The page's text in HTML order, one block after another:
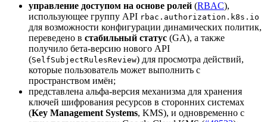
управление доступом на основе ролей (RBAC),
использующее группу API rbac.authorization.k8s.io
для возможности конфигурации динамических политик,
переведено в стабильный статус (GA), а также
получило бета-версию нового API
(SelfSubjectRulesReview) для просмотра действий,
которые пользователь может выполнить с
пространством имён;
представлена альфа-версия механизма для хранения
ключей шифрования ресурсов в сторонних системах
(Key Management Systems, KMS), и одновременно с